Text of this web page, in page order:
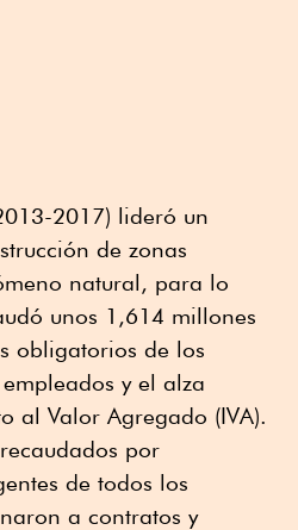
2017) lideró un
de zonas
natural, para lo
unos 1,614 millones
obligatorios de los
y el alza
al Valor Agregado (IVA).
por
de todos los
a contratos y